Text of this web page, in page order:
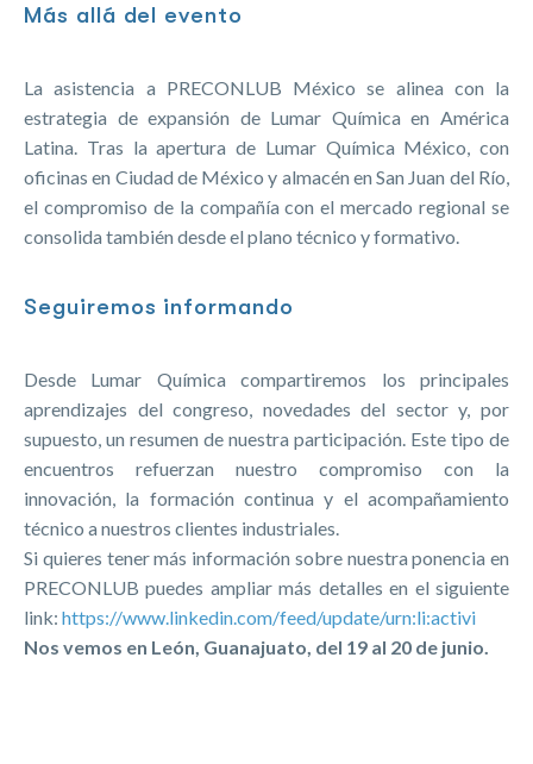
Más allá del evento
La asistencia a PRECONLUB México se alinea con la
estrategia de expansión de Lumar Química en América
Latina. Tras la apertura de Lumar Química México, con
oficinas en Ciudad de México y almacén en San Juan del Río,
el compromiso de la compañía con el mercado regional se
consolida también desde el plano técnico y formativo.
Seguiremos informando
Desde Lumar Química compartiremos los principales
aprendizajes del congreso, novedades del sector y, por
supuesto, un resumen de nuestra participación. Este tipo de
encuentros refuerzan nuestro compromiso con la
innovación, la formación continua y el acompañamiento
técnico a nuestros clientes industriales.
Si quieres tener más información sobre nuestra ponencia en
PRECONLUB puedes ampliar más detalles en el siguiente
link: https://www.linkedin.com/feed/update/urn:li:activi
Nos vemos en León, Guanajuato, del 19 al 20 de junio.